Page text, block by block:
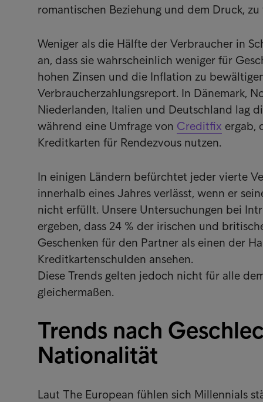
romantischen Beziehung und dem Druck,
Weniger als die Hälfte der Verbraucher in
an, dass sie wahrscheinlich weniger für
hohen Zinsen und die Inflation zu
Verbraucherzahlungsreport. In Dänemark,
Niederlanden, Italien und Deutschland lag
während eine Umfrage von Creditfix ergab,
Kreditkarten für Rendezvous nutzen.
In einigen Ländern befürchtet jeder vierte
innerhalb eines Jahres verlässt, wenn er
nicht erfüllt. Unsere Untersuchungen bei
ergeben, dass 24 % der irischen und
Geschenken für den Partner als einen der
Kreditkartenschulden ansehen.
Diese Trends gelten jedoch nicht für alle
gleichermaßen.
Trends nach
Nationalität
Laut The European fühlen sich Millennials